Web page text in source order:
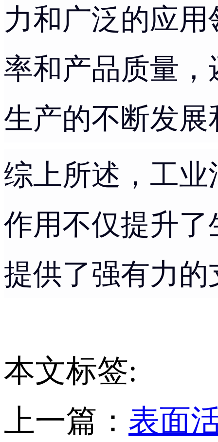
力和广泛的应
率和产品质量
生产的不断发
综上所述，工
作用不仅提升
提供了强有力的
本文标签:
上一篇： 表面